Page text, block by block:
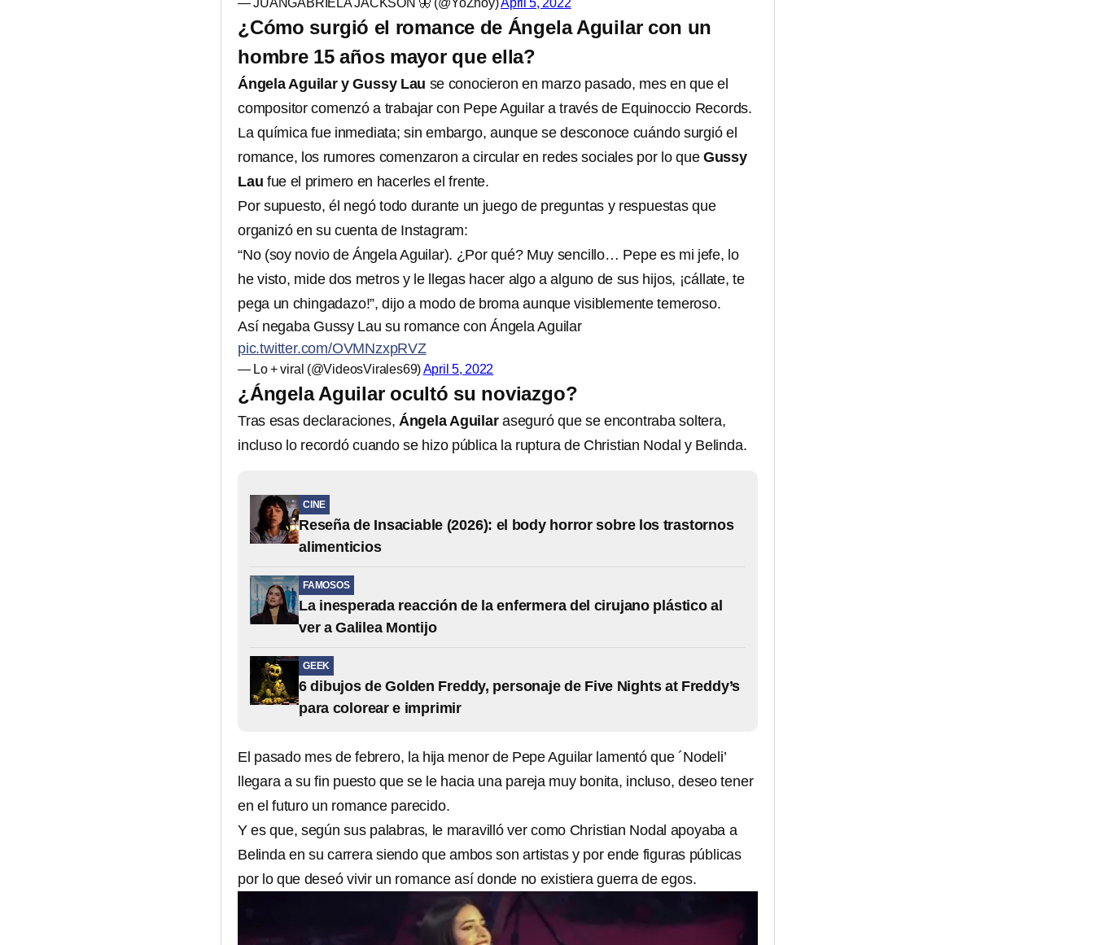
— JUANGABRIELA JACKSON 🦋 (@YoZhoy)April 5, 2022
¿Cómo surgió el romance de Ángela Aguilar con un
hombre 15 años mayor que ella?
Ángela Aguilar y Gussy Lau se conocieron en marzo pasado, mes en que el
compositor comenzó a trabajar con Pepe Aguilar a través de Equinoccio Records.
La química fue inmediata; sin embargo, aunque se desconoce cuándo surgió el
romance, los rumores comenzaron a circular en redes sociales por lo que Gussy
Lau fue el primero en hacerles el frente.
Por supuesto, él negó todo durante un juego de preguntas y respuestas que
organizó en su cuenta de Instagram:
“No (soy novio de Ángela Aguilar). ¿Por qué? Muy sencillo… Pepe es mi jefe, lo
he visto, mide dos metros y le llegas hacer algo a alguno de sus hijos, ¡cállate, te
pega un chingadazo!”, dijo a modo de broma aunque visiblemente temeroso.
Así negaba Gussy Lau su romance con Ángela Aguilar
pic.twitter.com/OVMNzxpRVZ
— Lo + viral (@VideosVirales69)April 5, 2022
¿Ángela Aguilar ocultó su noviazgo?
Tras esas declaraciones, Ángela Aguilaraseguró que se encontraba soltera,
incluso lo recordó cuando se hizo pública la ruptura de Christian Nodal y Belinda.
CINE
Reseña de Insaciable (2026): el body horror sobre los trastornos
alimenticios
FAMOSOS
La inesperada reacción de la enfermera del cirujano plástico al
ver a Galilea Montijo
GEEK
6 dibujos de Golden Freddy, personaje de Five Nights at Freddy’s
para colorear e imprimir
El pasado mes de febrero, la hija menor de Pepe Aguilar lamentó que ´Nodeli’
llegara a su fin puesto que se le hacia una pareja muy bonita, incluso, deseo tener
en el futuro un romance parecido.
Y es que, según sus palabras, le maravilló ver como Christian Nodal apoyaba a
Belinda en su carrera siendo que ambos son artistas y por ende figuras públicas
por lo que deseó vivir un romance así donde no existiera guerra de egos.